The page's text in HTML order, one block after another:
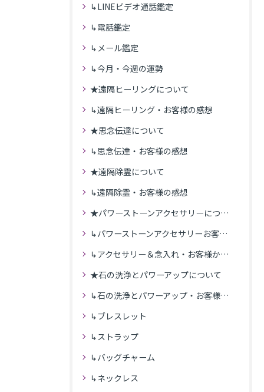
↳LINEビデオ通話鑑定
↳電話鑑定
↳メール鑑定
↳今月・今週の運勢
★遠隔ヒーリングについて
↳遠隔ヒーリング・お客様の感想
★思念伝達について
↳思念伝達・お客様の感想
★遠隔除霊について
↳遠隔除霊・お客様の感想
★パワーストーンアクセサリーについて
↳パワーストーンアクセサリーお客様の発送商品一覧
↳アクセサリー＆念入れ・お客様からの感想
★石の洗浄とパワーアップについて
↳石の洗浄とパワーアップ・お客様の感想
↳ブレスレット
↳ストラップ
↳バッグチャーム
↳ネックレス